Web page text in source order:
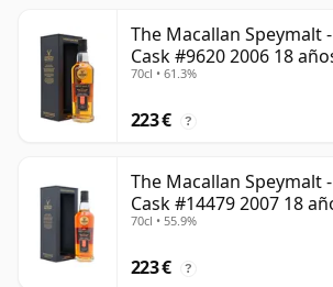
The Macallan Speymalt
Cask #9620 2006 18
70cl • 61.3%
223 € ?
The Macallan Speymalt
Cask #14479 2007 18
70cl • 55.9%
223 € ?